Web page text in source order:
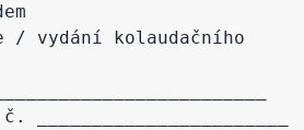
/ vydání kolaudačního
_______________________